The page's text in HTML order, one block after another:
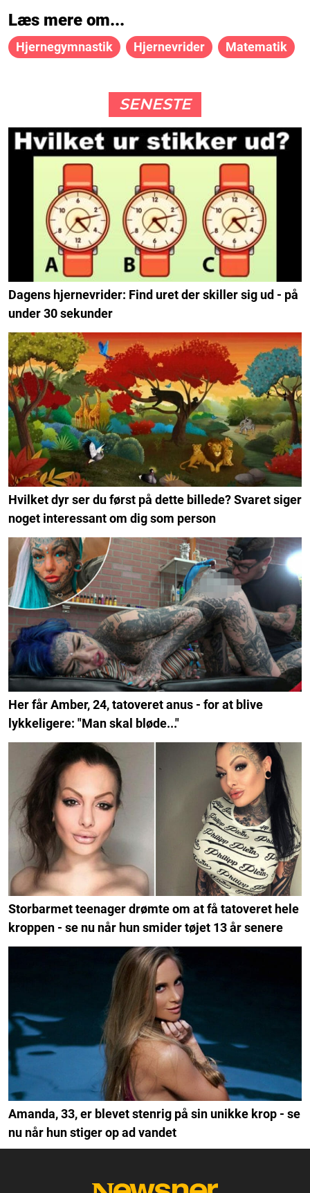
Læs mere om...
Hjernegymnastik Hjernevrider Matematik
SENESTE
Dagens hjernevrider: Find uret der skiller sig ud - på
under 30 sekunder
Hvilket dyr ser du først på dette billede? Svaret siger
noget interessant om dig som person
Her får Amber, 24, tatoveret anus - for at blive
lykkeligere: "Man skal bløde..."
Storbarmet teenager drømte om at få tatoveret hele
kroppen - se nu når hun smider tøjet 13 år senere
Amanda, 33, er blevet stenrig på sin unikke krop - se
nu når hun stiger op ad vandet